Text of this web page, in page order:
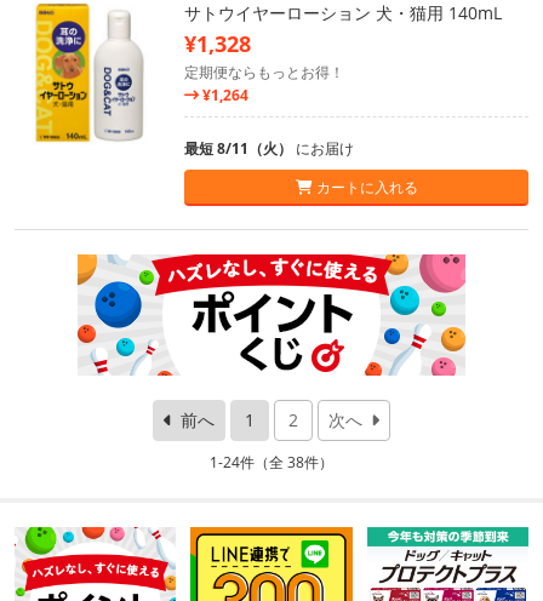
サトウイヤーローション 犬・猫用 140mL
¥1,328
定期便ならもっとお得！
¥1,264
最短 8/11（火） にお届け
カートに入れる
前へ 1 2 次へ
1-24件（全 38件）